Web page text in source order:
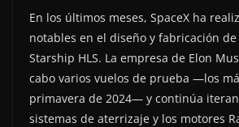
En los últimos meses, SpaceX ha
notables en el diseño y fabricación
Starship HLS. La empresa de Elon
cabo varios vuelos de prueba —los
primavera de 2024— y continúa
sistemas de aterrizaje y los motores